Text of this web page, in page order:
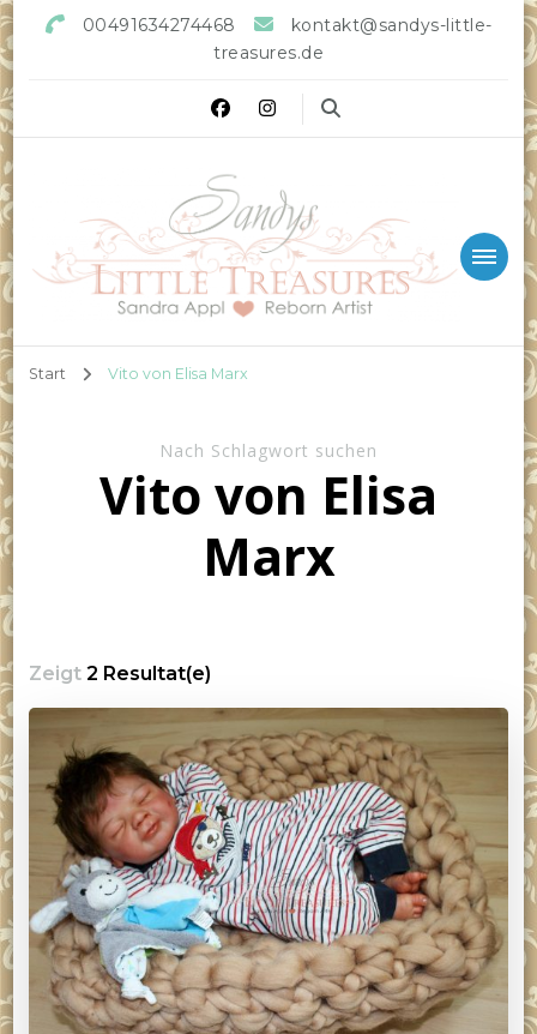
00491634274468
kontakt@sandys-little-
treasures.de
Start Vito von Elisa Marx
Nach Schlagwort suchen
Vito von Elisa
Marx
Zeigt 2 Resultat(e)